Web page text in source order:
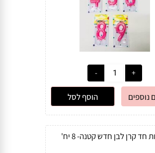
נוספים הוסף לסל
חד קרן לבן חדש קטנה- 8 יח'